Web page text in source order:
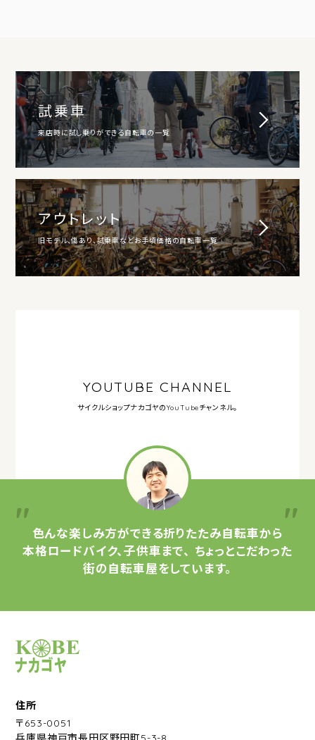
試乗車
来店時に試し乗りができる自転車の一覧
アウトレット
旧モデル、傷あり、試乗車などお手頃価格の自転車一覧
YOUTUBE CHANNEL
サイクルショップナカゴヤのYouTubeチャンネル。
色んな楽しみ方ができる折りたたみ自転車から
本格ロードバイク、子供車まで、 ちょっとこだわった
街の自転車屋をしています。
サイクルショップナカゴヤ
住所
〒653-0051